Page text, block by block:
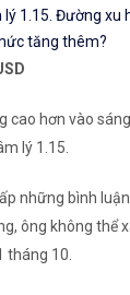
1.15. Đường xu
tăng thêm?
cao hơn vào
lý 1.15.
những bình
ông không thể
tháng 10.